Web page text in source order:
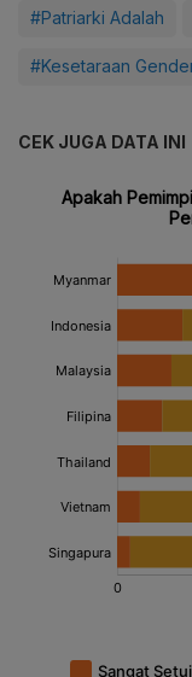
#Patriarki Adalah
#Kesetaraan
CEK JUGA DATA INI